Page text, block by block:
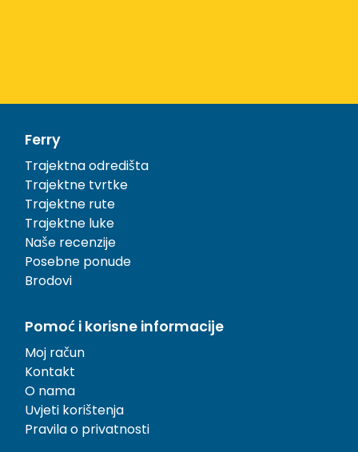
Ferry
Trajektna odredišta
Trajektne tvrtke
Trajektne rute
Trajektne luke
Naše recenzije
Posebne ponude
Brodovi
Pomoć i korisne informacije
Moj račun
Kontakt
O nama
Uvjeti korištenja
Pravila o privatnosti